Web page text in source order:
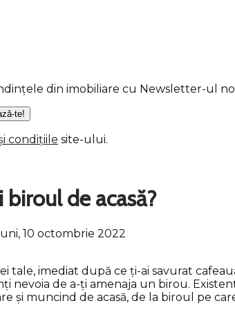
din imobiliare cu Newsletter-ul
condițiile site-ului.
de acasă?
10 octombrie 2022
tale, imediat după ce ți-ai savurat
nevoia de a-ți amenaja un birou.
și muncind de acasă, de la biroul pe